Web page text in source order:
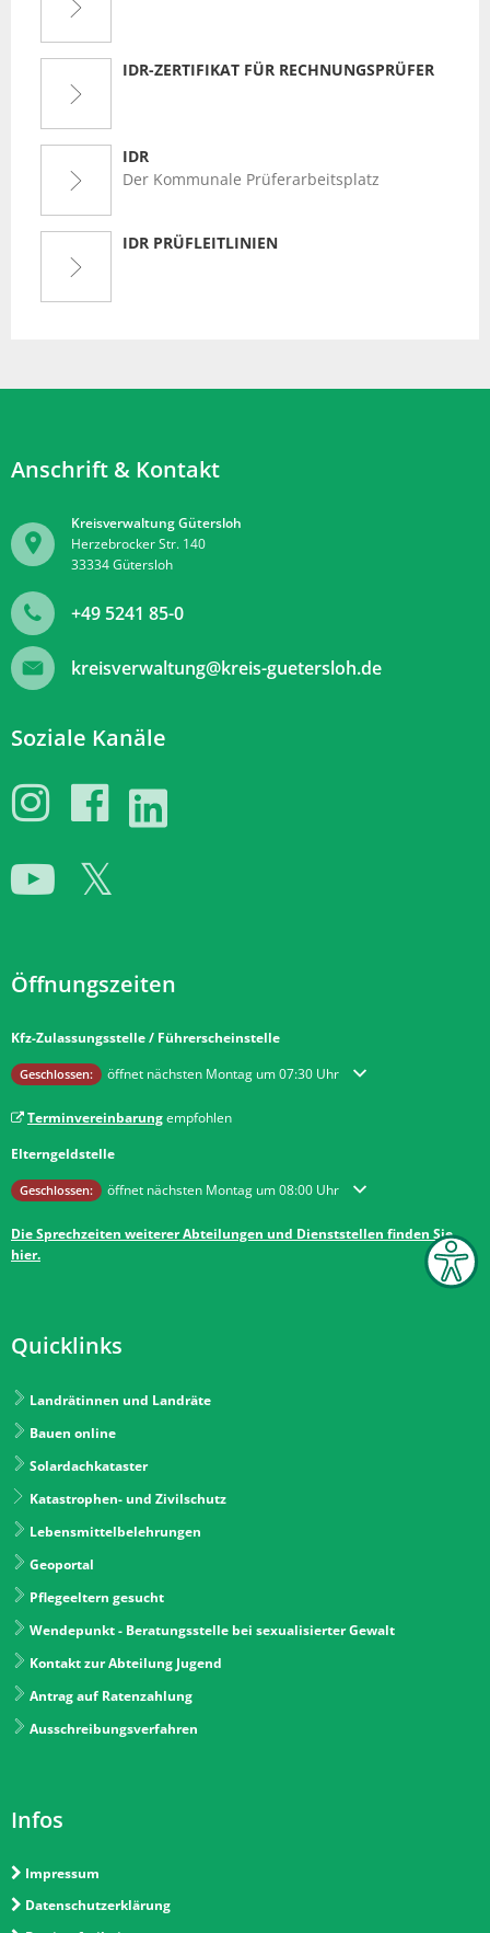
IDR-ZERTIFIKAT FÜR RECHNUNGSPRÜFER
IDR
Der Kommunale Prüferarbeitsplatz
IDR PRÜFLEITLINIEN
Anschrift & Kontakt
Kreisverwaltung Gütersloh
Herzebrocker Str. 140
33334Gütersloh
+49 5241 85-0
kreisverwaltung@kreis-guetersloh.de
Soziale Kanäle
Öffnungszeiten
Kfz-Zulassungsstelle / Führerscheinstelle
Klicken, um weitere Öffnungs- oder Schließzeiten auszublenden
Geschlossen: öffnet nächsten Montag um 07:30 Uhr
Terminvereinbarungempfohlen
Elterngeldstelle
Klicken, um weitere Öffnungs- oder Schließzeiten auszublenden
Geschlossen: öffnet nächsten Montag um 08:00 Uhr
Die Sprechzeiten weiterer Abteilungen und Dienststellen finden Sie
hier.
Quicklinks
Landrätinnen und Landräte
Bauen online
Solardachkataster
Katastrophen- und Zivilschutz
Lebensmittelbelehrungen
Geoportal
Pflegeeltern gesucht
Wendepunkt - Beratungsstelle bei sexualisierter Gewalt
Kontakt zur Abteilung Jugend
Antrag auf Ratenzahlung
Ausschreibungsverfahren
Infos
Impressum
Datenschutzerklärung